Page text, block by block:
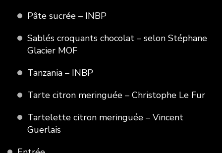
Pâte sucrée – INBP
Sablés croquants chocolat – selon Stéphane
Glacier MOF
Tanzania – INBP
Tarte citron meringuée – Christophe Le Fur
Tartelette citron meringuée – Vincent
Guerlais